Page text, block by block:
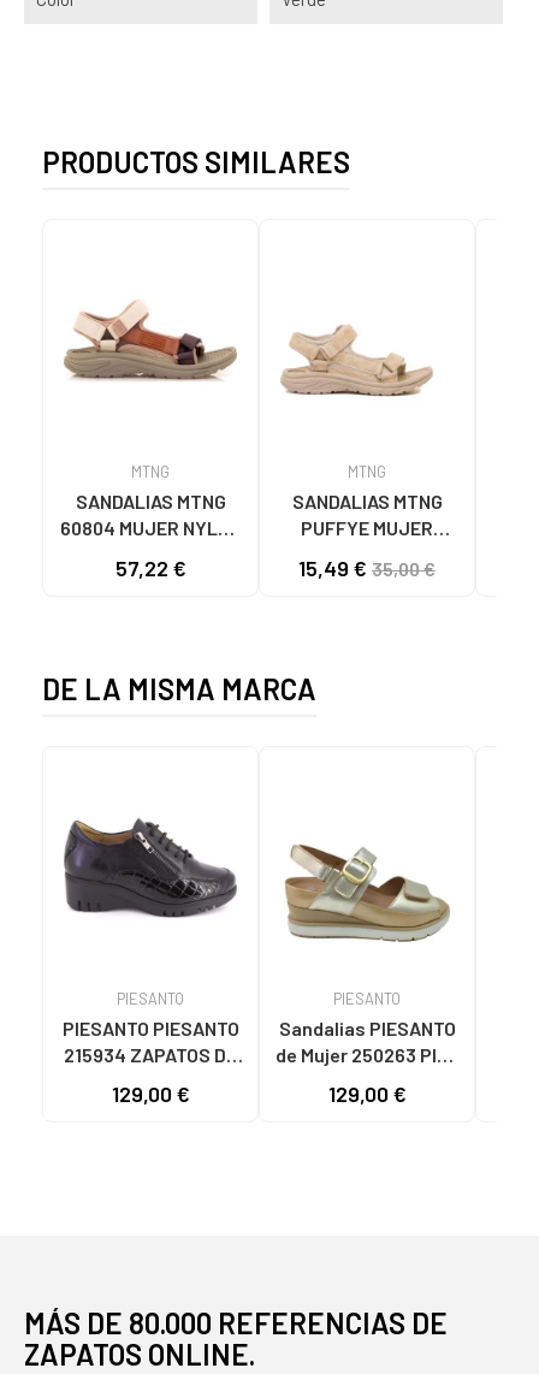
PRODUCTOS SIMILARES
MTNG
SANDALIAS MTNG
60804 MUJER NYLON
TAUPE C59615 - -
57,22 €
MTNG
SANDALIAS MTNG
PUFFYE MUJER
C60056 C60056 -
15,49 € 35,00 €
DE LA MISMA MARCA
PIESANTO
PIESANTO PIESANTO
215934 ZAPATOS DE
Y CREMALLERA
129,00 €
PIESANTO
Sandalias PIESANTO
de Mujer 250263 PIEL
129,00 €
MÁS DE 80.000 REFERENCIAS DE
ZAPATOS ONLINE.